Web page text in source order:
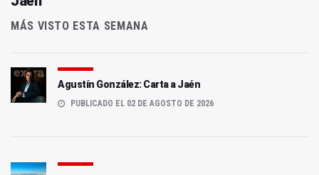
MÁS VISTO ESTA SEMANA
Agustín González: Carta a Jaén
PUBLICADO EL 02 DE AGOSTO DE 2026